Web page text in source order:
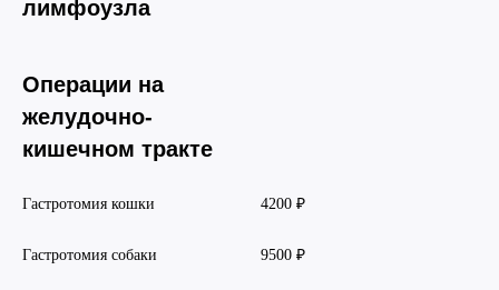
лимфоузла
Операции на
желудочно-
кишечном тракте
Гастротомия кошки 4200 ₽
Гастротомия собаки 9500 ₽